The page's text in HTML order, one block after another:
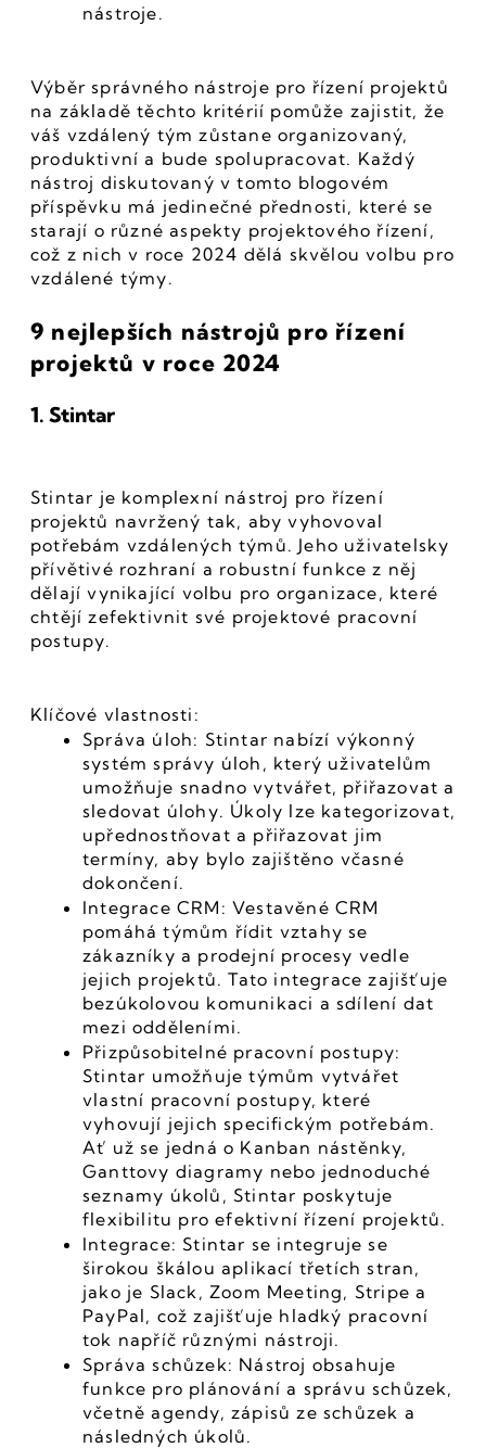
nástroje.
Výběr správného nástroje pro řízení projektů
na základě těchto kritérií pomůže zajistit, že
váš vzdálený tým zůstane organizovaný,
produktivní a bude spolupracovat. Každý
nástroj diskutovaný v tomto blogovém
příspěvku má jedinečné přednosti, které se
starají o různé aspekty projektového řízení,
což z nich v roce 2024 dělá skvělou volbu pro
vzdálené týmy.
9 nejlepších nástrojů pro řízení
projektů v roce 2024
1. Stintar
Stintar je komplexní nástroj pro řízení
projektů navržený tak, aby vyhovoval
potřebám vzdálených týmů. Jeho uživatelsky
přívětivé rozhraní a robustní funkce z něj
dělají vynikající volbu pro organizace, které
chtějí zefektivnit své projektové pracovní
postupy.
Klíčové vlastnosti:
Správa úloh: Stintar nabízí výkonný
systém správy úloh, který uživatelům
umožňuje snadno vytvářet, přiřazovat a
sledovat úlohy. Úkoly lze kategorizovat,
upřednostňovat a přiřazovat jim
termíny, aby bylo zajištěno včasné
dokončení.
Integrace CRM: Vestavěné CRM
pomáhá týmům řídit vztahy se
zákazníky a prodejní procesy vedle
jejich projektů. Tato integrace zajišťuje
bezúkolovou komunikaci a sdílení dat
mezi odděleními.
Přizpůsobitelné pracovní postupy:
Stintar umožňuje týmům vytvářet
vlastní pracovní postupy, které
vyhovují jejich specifickým potřebám.
Ať už se jedná o Kanban nástěnky,
Ganttovy diagramy nebo jednoduché
seznamy úkolů, Stintar poskytuje
flexibilitu pro efektivní řízení projektů.
Integrace: Stintar se integruje se
širokou škálou aplikací třetích stran,
jako je Slack, Zoom Meeting, Stripe a
PayPal, což zajišťuje hladký pracovní
tok napříč různými nástroji.
Správa schůzek: Nástroj obsahuje
funkce pro plánování a správu schůzek,
včetně agendy, zápisů ze schůzek a
následných úkolů.